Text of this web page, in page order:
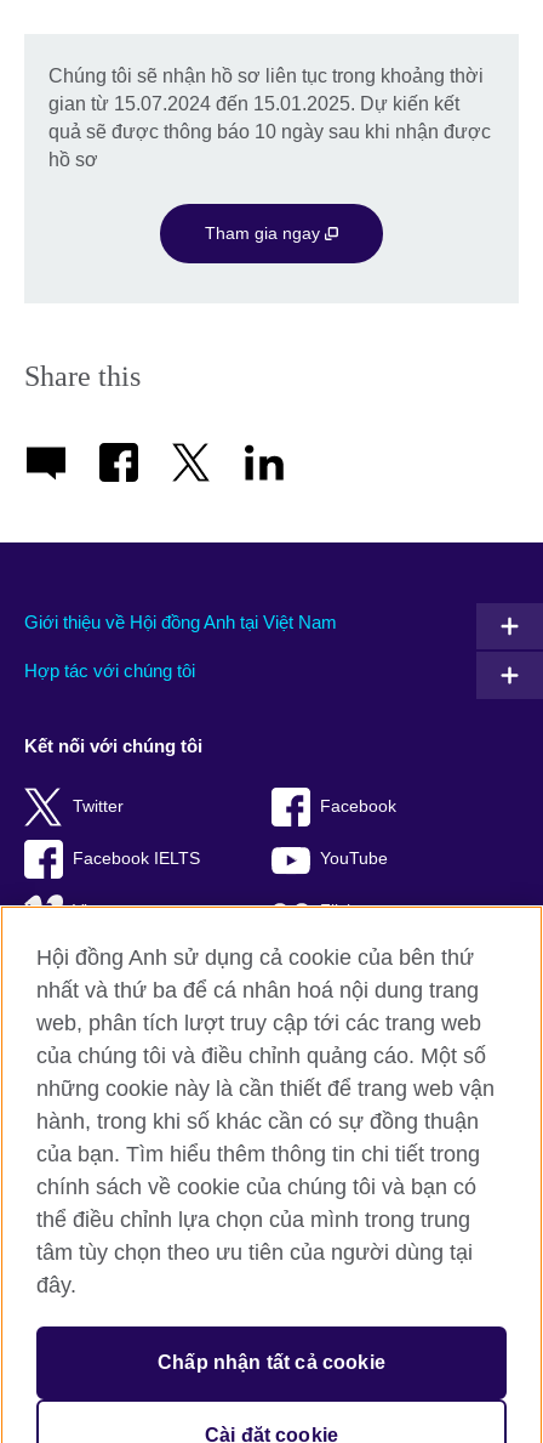
Chúng tôi sẽ nhận hồ sơ liên tục trong khoảng thời
gian từ 15.07.2024 đến 15.01.2025. Dự kiến kết
quả sẽ được thông báo 10 ngày sau khi nhận được
hồ sơ
Tham gia ngay
Share this
Giới thiệu về Hội đồng Anh tại Việt Nam
Hợp tác với chúng tôi
Kết nối với chúng tôi
Twitter Facebook
Facebook IELTS YouTube
Vimeo Flickr
RSS TikTok
Hội đồng Anh toàn cầu
Bảo mật thông tin và quy định sử dụng
Cookie
Sơ đồ trang
© 2026 British Council
British Council (Viet Nam) LLC (
(0)24 37281920; email: bchanoi@britishcouncil.org.vn) is a
subsidiary of the British Council which is the United Kingdom’s
opportunities.
Hội đồng Anh sử dụng cả cookie của bên thứ
nhất và thứ ba để cá nhân hoá nội dung trang
web, phân tích lượt truy cập tới các trang web
của chúng tôi và điều chỉnh quảng cáo. Một số
những cookie này là cần thiết để trang web vận
hành, trong khi số khác cần có sự đồng thuận
của bạn. Tìm hiểu thêm thông tin chi tiết trong
chính sách về cookie của chúng tôi và bạn có
thể điều chỉnh lựa chọn của mình trong trung
tâm tùy chọn theo ưu tiên của người dùng tại
đây.
Chấp nhận tất cả cookie
Cài đặt cookie